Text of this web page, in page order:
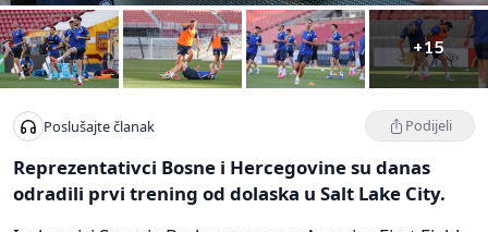
+15
Poslušajte članak Podijeli
Reprezentativci Bosne i Hercegovine su danas
odradili prvi trening od dolaska u Salt Lake City.